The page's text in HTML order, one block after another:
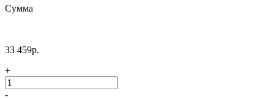
Сумма
33 459р.
+
-